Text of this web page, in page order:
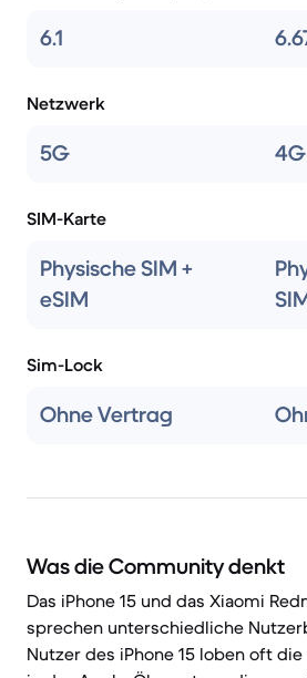
6.1
Netzwerk
5G 4G
SIM-Karte
Physische SIM +
eSIM
Sim-Lock
Ohne Vertrag
Was die Community denkt
Das iPhone 15 und das Xiaomi
sprechen unterschiedliche
Nutzer des iPhone 15 loben oft